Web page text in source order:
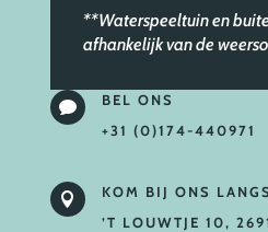
**Waterspeeltuin en
afhankelijk van de

BEL ONS
+31 (0)174-440971

KOM BIJ ONS LANGS
’T LOUWTJE 10,